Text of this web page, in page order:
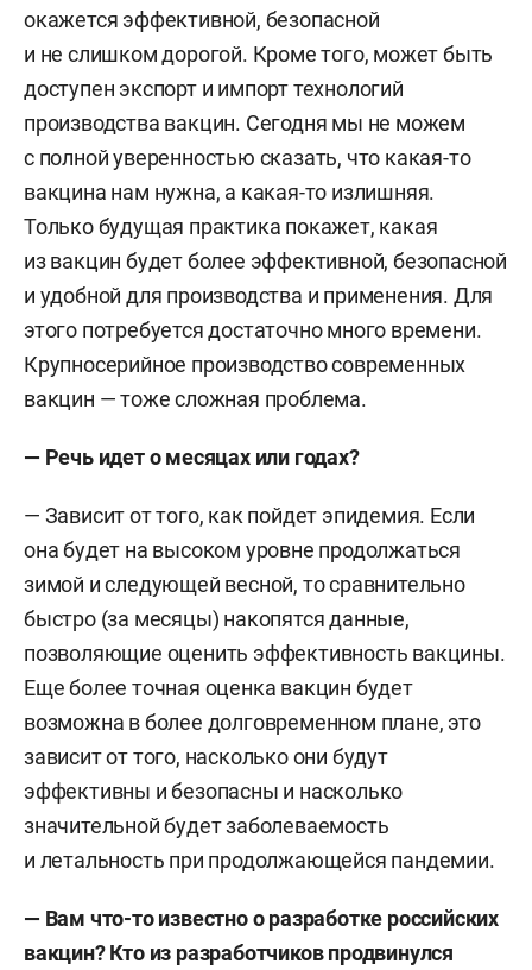
окажется эффективной, безопасной
и не слишком дорогой. Кроме того, может быть
доступен экспорт и импорт технологий
производства вакцин. Сегодня мы не можем
с полной уверенностью сказать, что какая-то
вакцина нам нужна, а какая-то излишняя.
Только будущая практика покажет, какая
из вакцин будет более эффективной, безопасной
и удобной для производства и применения. Для
этого потребуется достаточно много времени.
Крупносерийное производство современных
вакцин — тоже сложная проблема.
— Речь идет о месяцах или годах?
— Зависит от того, как пойдет эпидемия. Если
она будет на высоком уровне продолжаться
зимой и следующей весной, то сравнительно
быстро (за месяцы) накопятся данные,
позволяющие оценить эффективность вакцины.
Еще более точная оценка вакцин будет
возможна в более долговременном плане, это
зависит от того, насколько они будут
эффективны и безопасны и насколько
значительной будет заболеваемость
и летальность при продолжающейся пандемии.
— Вам что-то известно о разработке российских
вакцин? Кто из разработчиков продвинулся